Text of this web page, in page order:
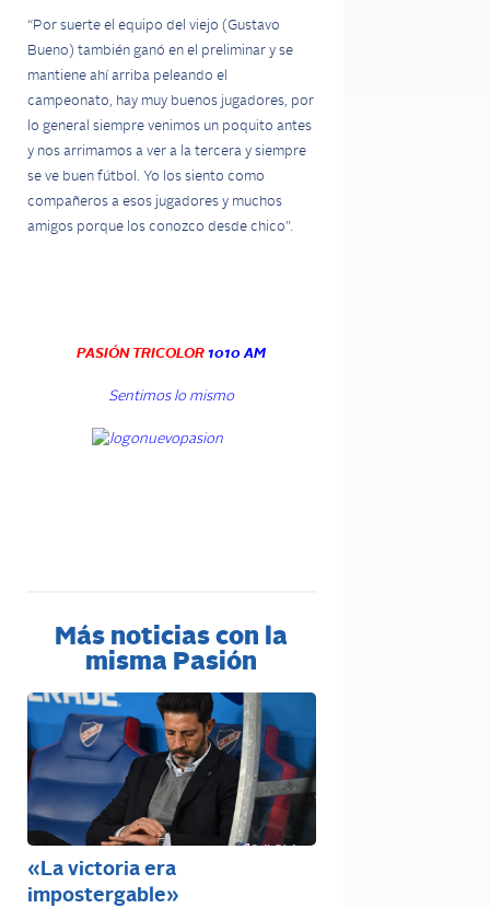
“Por suerte el equipo del viejo (Gustavo
Bueno) también ganó en el preliminar y se
mantiene ahí arriba peleando el
campeonato, hay muy buenos jugadores, por
lo general siempre venimos un poquito antes
y nos arrimamos a ver a la tercera y siempre
se ve buen fútbol. Yo los siento como
compañeros a esos jugadores y muchos
amigos porque los conozco desde chico”.
PASIÓN TRICOLOR1010 AM
Sentimos lo mismo
Más noticias con la
misma Pasión
«La victoria era
impostergable»